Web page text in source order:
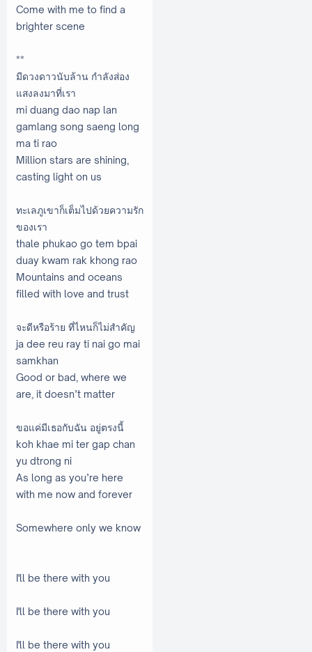
Come with me to find a
brighter scene
**
มีดวงดาวนับล้าน กำลังส่อง
แสงลงมาที่เรา
mi duang dao nap lan
gamlang song saeng long
ma ti rao
Million stars are shining,
casting light on us
ทะเลภูเขาก็เต็มไปด้วยความรัก
ของเรา
thale phukao go tem bpai
duay kwam rak khong rao
Mountains and oceans
filled with love and trust
จะดีหรือร้าย ที่ไหนก็ไม่สำคัญ
ja dee reu ray ti nai go mai
samkhan
Good or bad, where we
are, it doesn’t matter
ขอแค่มีเธอกับฉัน อยู่ตรงนี้
koh khae mi ter gap chan
yu dtrong ni
As long as you’re here
with me now and forever
Somewhere only we know
I'll be there with you
I'll be there with you
I'll be there with you